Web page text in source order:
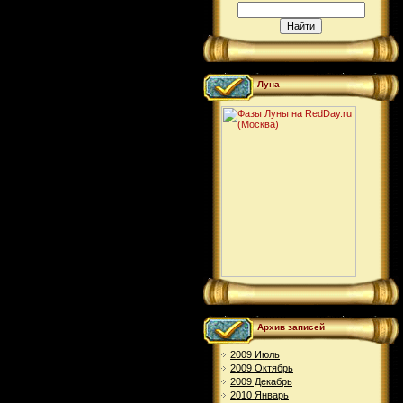
Луна
Архив записей
2009 Июль
2009 Октябрь
2009 Декабрь
2010 Январь